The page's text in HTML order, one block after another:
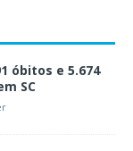
óbitos e 5.674
SC